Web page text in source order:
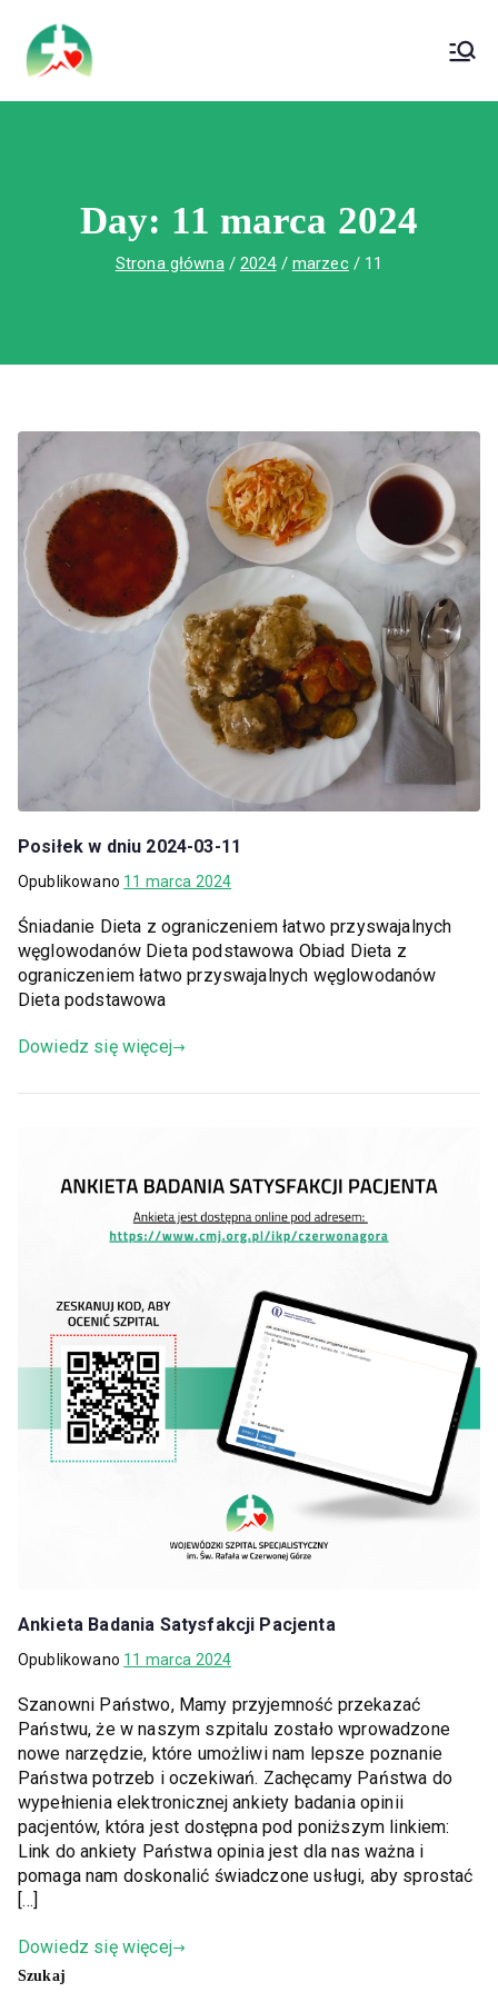
treści
Wojewódzki Szpital Specjalistyczny im.
Św. Rafała w Czerwonej Górze
Day: 11 marca 2024
Strona główna 2024 marzec 11
Posiłek w dniu 2024-03-11
Opublikowano 11 marca 2024
Śniadanie Dieta z ograniczeniem łatwo przyswajalnych
węglowodanów Dieta podstawowa Obiad Dieta z
ograniczeniem łatwo przyswajalnych węglowodanów
Dieta podstawowa
Dowiedz się więcej
Ankieta Badania Satysfakcji Pacjenta
Opublikowano 11 marca 2024
Szanowni Państwo, Mamy przyjemność przekazać
Państwu, że w naszym szpitalu zostało wprowadzone
nowe narzędzie, które umożliwi nam lepsze poznanie
Państwa potrzeb i oczekiwań. Zachęcamy Państwa do
wypełnienia elektronicznej ankiety badania opinii
pacjentów, która jest dostępna pod poniższym linkiem:
Link do ankiety Państwa opinia jest dla nas ważna i
pomaga nam doskonalić świadczone usługi, aby sprostać
[…]
Dowiedz się więcej
Szukaj